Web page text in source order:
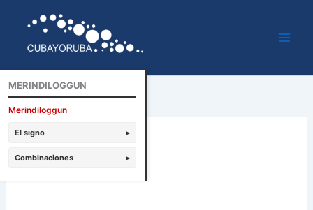
contenido
MERINDILOGGUN
Merindiloggun
El signo ▸
Combinaciones ▸